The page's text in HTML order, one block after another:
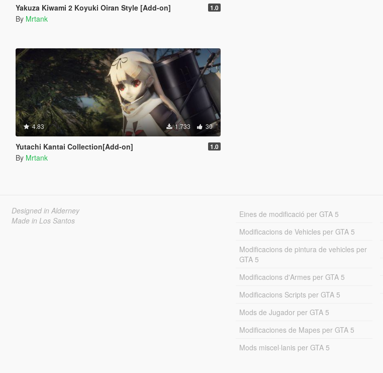
Yakuza Kiwami 2 Koyuki Oiran Style [Add-on] 1.0
By Mrtank
4.83 1.733 30
Yutachi Kantai Collection[Add-on] 1.0
By Mrtank
Designed in Alderney
Made in Los Santos
Eines de modificació per GTA 5
Modificacions de Vehicles per GTA 5
Modificacions de pintura de vehicles per
GTA 5
Modificacions d'Armes per GTA 5
Modificacions Scripts per GTA 5
Mods de Jugador per GTA 5
Modificaciones de Mapes per GTA 5
Mods miscel·lanis per GTA 5